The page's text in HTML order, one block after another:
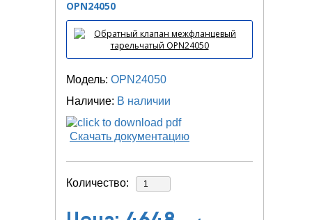
OPN24050
Модель: OPN24050
Наличие: В наличии
Скачать документацию
Количество: